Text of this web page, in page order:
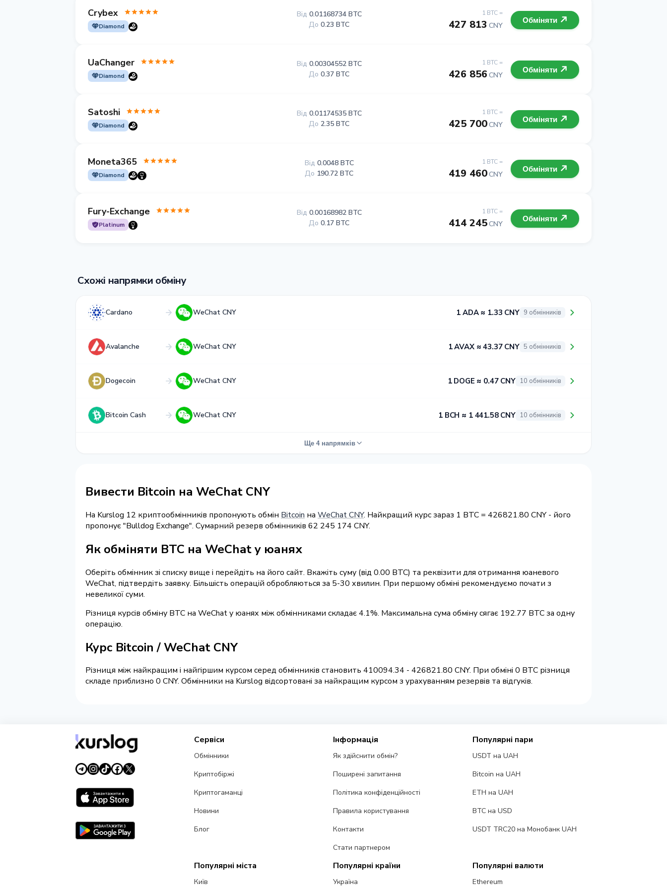
Crybex
Diamond
1 BTC =
427 813 CNY
Від 0.01168734 BTC
До 0.23 BTC Обміняти
UaChanger
Diamond
1 BTC =
426 856 CNY
Від 0.00304552 BTC
До 0.37 BTC Обміняти
Satoshi
Diamond
1 BTC =
425 700CNY
Від 0.01174535 BTC
До 2.35 BTC Обміняти
Moneta365
Diamond
1 BTC =
419 460CNY
Від 0.0048 BTC
До 190.72 BTC Обміняти
Fury-Exchange
Platinum
1 BTC =
414 245CNY
Від 0.00168982 BTC
До 0.17 BTC Обміняти
Схожі напрямки обміну
Cardano WeChat CNY 1 ADA ≈ 1.33 CNY 9 обмінників
Avalanche WeChat CNY 1 AVAX ≈ 43.37 CNY 5 обмінників
Dogecoin WeChat CNY 1 DOGE ≈ 0.47 CNY 10 обмінників
Bitcoin Cash WeChat CNY 1 BCH ≈ 1 441.58 CNY 10 обмінників
Ще 4 напрямків
Вивести Bitcoin на WeChat CNY
На Kurslog 12 криптообмінників пропонують обмін Bitcoin на WeChat CNY. Найкращий курс зараз 1 BTC = 426821.80 CNY - його
пропонує "Bulldog Exchange". Сумарний резерв обмінників 62 245 174 CNY.
Як обміняти BTC на WeChat у юанях
Оберіть обмінник зі списку вище і перейдіть на його сайт. Вкажіть суму (від 0.00 BTC) та реквізити для отримання юаневого
WeChat, підтвердіть заявку. Більшість операцій обробляються за 5-30 хвилин. При першому обміні рекомендуємо почати з
невеликої суми.
Різниця курсів обміну BTC на WeChat у юанях між обмінниками складає 4.1%. Максимальна сума обміну сягає 192.77 BTC за одну
операцію.
Курс Bitcoin / WeChat CNY
Різниця між найкращим і найгіршим курсом серед обмінників становить 410094.34 - 426821.80 CNY. При обміні 0 BTC різниця
складе приблизно 0 CNY. Обмінники на Kurslog відсортовані за найкращим курсом з урахуванням резервів та відгуків.
Сервіси
Обмінники
Криптобіржі
Криптогаманці
Новини
Блог
Інформація
Як здійснити обмін?
Поширені запитання
Політика конфіденційності
Правила користування
Контакти
Стати партнером
Популярні пари
USDT на UAH
Bitcoin на UAH
ETH на UAH
BTC на USD
USDT TRC20 на Монобанк UAH
Популярні міста
Київ
Популярні країни
Україна
Популярні валюти
Ethereum